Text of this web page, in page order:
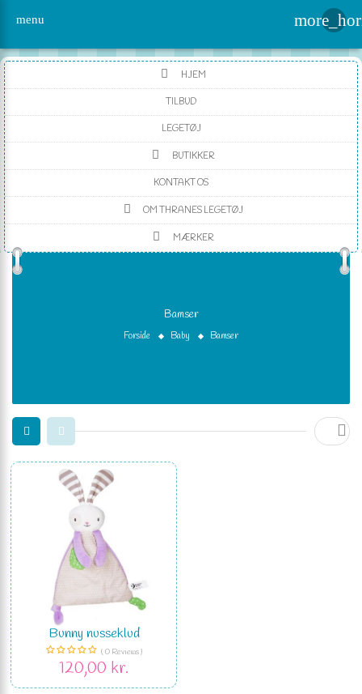
menu
HJEM
TILBUD
LEGETØJ
BUTIKKER
KONTAKT OS
OM THRANES LEGETØJ
MÆRKER
Bamser
Forside Baby Bamser

Bunny nusseklud
( 0 Reviews )
120,00 kr.